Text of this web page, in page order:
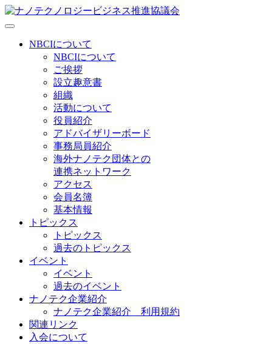
NBCIについて
NBCIについて
ご挨拶
設立趣意書
組織
活動について
役員紹介
アドバイザリーボード
事務局員紹介
海外ナノテク団体との
連携ネットワーク
アクセス
会員名簿
基本情報
トピックス
トピックス
過去のトピックス
イベント
イベント
過去のイベント
ナノテク企業紹介
ナノテク企業紹介 利用規約
関連リンク
入会について